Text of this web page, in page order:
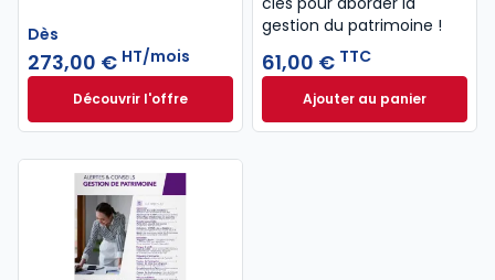
Dès
273,00 € HT/mois
Découvrir l'offreNavis Patrimoine et Famille à partir de
Dès
gestion du patrimoine !
61,00 € TTC
Ajouter au panier
Aide-mémoire du